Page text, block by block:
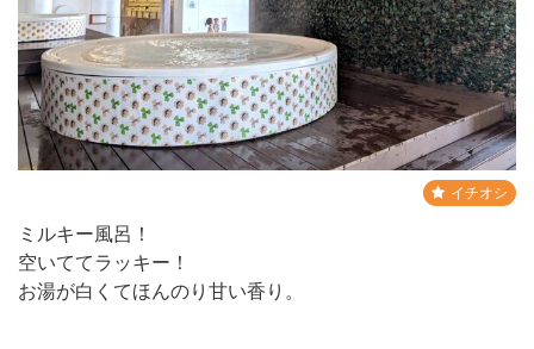
イチオシ
ミルキー風呂！
空いててラッキー！
お湯が白くてほんのり甘い香り。